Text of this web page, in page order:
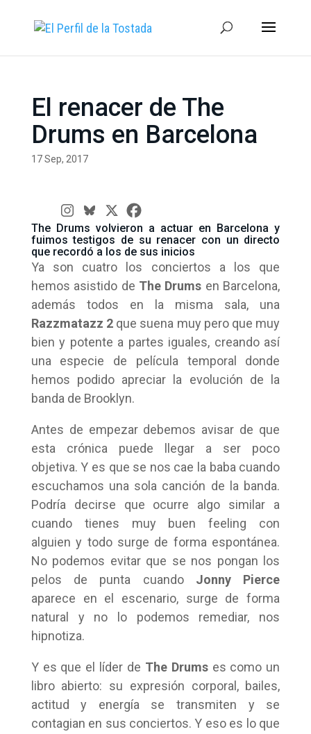
El renacer de The
Drums en Barcelona
17 Sep, 2017
The Drums volvieron a actuar en Barcelona y
fuimos testigos de su renacer con un directo
que recordó a los de sus inicios
Ya son cuatro los conciertos a los que
hemos asistido de The Drums en Barcelona,
además todos en la misma sala, una
Razzmatazz 2 que suena muy pero que muy
bien y potente a partes iguales, creando así
una especie de película temporal donde
hemos podido apreciar la evolución de la
banda de Brooklyn.
Antes de empezar debemos avisar de que
esta crónica puede llegar a ser poco
objetiva. Y es que se nos cae la baba cuando
escuchamos una sola canción de la banda.
Podría decirse que ocurre algo similar a
cuando tienes muy buen feeling con
alguien y todo surge de forma espontánea.
No podemos evitar que se nos pongan los
pelos de punta cuando Jonny Pierce
aparece en el escenario, surge de forma
natural y no lo podemos remediar, nos
hipnotiza.
Y es que el líder de The Drumses como un
libro abierto: su expresión corporal, bailes,
actitud y energía se transmiten y se
contagian en sus conciertos. Y eso es lo que